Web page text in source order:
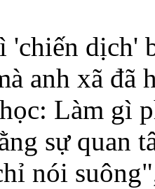
dịch'
anh xã đã
Làm gì
sự quan
nói